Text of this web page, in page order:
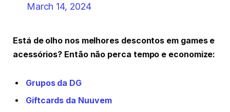
March 14, 2024
Está de olho nos melhores descontos em games e
acessórios? Então não perca tempo e economize:
Grupos da DG
Giftcards da Nuuvem